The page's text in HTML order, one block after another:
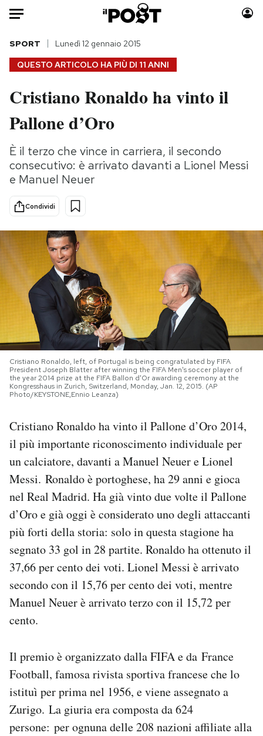
Auto
HOME
Italia
Politica
Tecnologia
Internet
Scienza
Cultura
Economia
Sport
Moda
Storie/Idee
Ok Boomer!
Mondiali calcio 2026
PODCAST
NEWSLETTER
I MIEI PREFERITI
CALENDARIO
AREA PERSONALE
Newsletter
Notifiche mobile
Regala il Post
Hai bisogno di aiuto?
Esci
QUESTO ARTICOLO HA PIÙ DI 11 ANNI
SPORT Lunedì 12 gennaio 2015
Cristiano Ronaldo ha vinto il
Pallone d’Oro
È il terzo che vince in carriera, il secondo
consecutivo: è arrivato davanti a Lionel Messi
e Manuel Neuer
Condividi
Cristiano Ronaldo, left, of Portugal is being congratulated by FIFA
President Joseph Blatter after winning the FIFA Men's soccer player of
the year 2014 prize at the FIFA Ballon d'Or awarding ceremony at the
Kongresshaus in Zurich, Switzerland, Monday, Jan. 12, 2015. (AP
Photo/KEYSTONE,Ennio Leanza)
Cristiano Ronaldo ha vinto il Pallone d’Oro 2014,
il più importante riconoscimento individuale per
un calciatore, davanti a Manuel Neuer e Lionel
Messi. Ronaldo è portoghese, ha 29 anni e gioca
nel Real Madrid. Ha già vinto due volte il Pallone
d’Oro e già oggi è considerato uno degli attaccanti
più forti della storia: solo in questa stagione ha
segnato 33 gol in 28 partite. Ronaldo ha ottenuto il
37,66 per cento dei voti. Lionel Messi è arrivato
secondo con il 15,76 per cento dei voti, mentre
Manuel Neuer è arrivato terzo con il 15,72 per
cento.
Il premio è organizzato dalla FIFA e da France
Football, famosa rivista sportiva francese che lo
istituì per prima nel 1956, e viene assegnato a
Zurigo. La giuria era composta da 624
persone: per ognuna delle 208 nazioni affiliate alla